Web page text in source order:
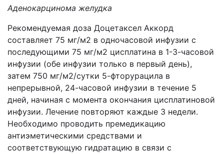
Аденокарцинома желудка
Рекомендуемая доза Доцетаксел Аккорд
составляет 75 мг/м2 в одночасовой инфузии с
последующими 75 мг/м2 цисплатина в 1-3-часовой
инфузии (обе инфузии только в первый день),
затем 750 мг/м2/сутки 5-фторурацила в
непрерывной, 24-часовой инфузии в течение 5
дней, начиная с момента окончания цисплатиновой
инфузии. Лечение повторяют каждые 3 недели.
Необходимо проводить премедикацию
антиэметическими средствами и
соответствующую гидратацию в связи с